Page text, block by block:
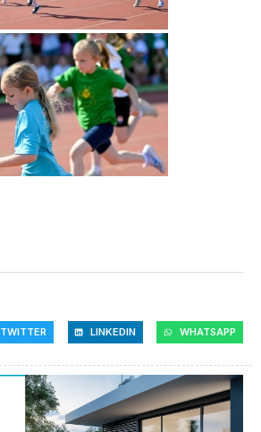
TWITTER LINKEDIN WHATSAPP